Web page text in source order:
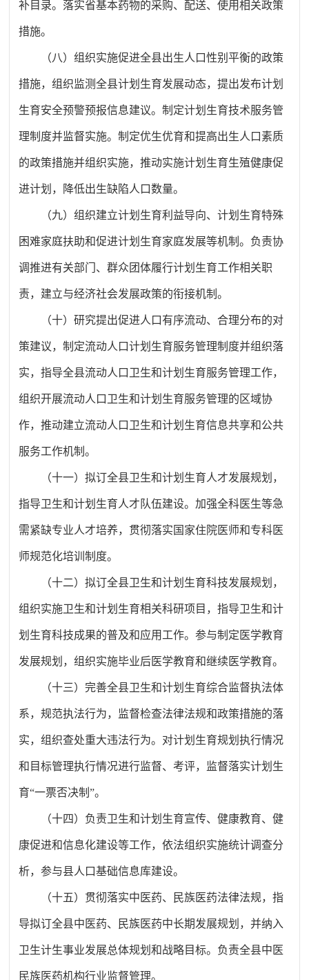
补目录。落实省基本药物的采购、配送、使用相关政策
措施。
（八）组织实施促进全县出生人口性别平衡的政策
措施，组织监测全县计划生育发展动态，提出发布计划
生育安全预警预报信息建议。制定计划生育技术服务管
理制度并监督实施。制定优生优育和提高出生人口素质
的政策措施并组织实施，推动实施计划生育生殖健康促
进计划，降低出生缺陷人口数量。
（九）组织建立计划生育利益导向、计划生育特殊
困难家庭扶助和促进计划生育家庭发展等机制。负责协
调推进有关部门、群众团体履行计划生育工作相关职
责，建立与经济社会发展政策的衔接机制。
（十）研究提出促进人口有序流动、合理分布的对
策建议，制定流动人口计划生育服务管理制度并组织落
实，指导全县流动人口卫生和计划生育服务管理工作，
组织开展流动人口卫生和计划生育服务管理的区域协
作，推动建立流动人口卫生和计划生育信息共享和公共
服务工作机制。
（十一）拟订全县卫生和计划生育人才发展规划，
指导卫生和计划生育人才队伍建设。加强全科医生等急
需紧缺专业人才培养，贯彻落实国家住院医师和专科医
师规范化培训制度。
（十二）拟订全县卫生和计划生育科技发展规划，
组织实施卫生和计划生育相关科研项目，指导卫生和计
划生育科技成果的普及和应用工作。参与制定医学教育
发展规划，组织实施毕业后医学教育和继续医学教育。
（十三）完善全县卫生和计划生育综合监督执法体
系，规范执法行为，监督检查法律法规和政策措施的落
实，组织查处重大违法行为。对计划生育规划执行情况
和目标管理执行情况进行监督、考评，监督落实计划生
育“一票否决制”。
（十四）负责卫生和计划生育宣传、健康教育、健
康促进和信息化建设等工作，依法组织实施统计调查分
析，参与县人口基础信息库建设。
（十五）贯彻落实中医药、民族医药法律法规，指
导拟订全县中医药、民族医药中长期发展规划，并纳入
卫生计生事业发展总体规划和战略目标。负责全县中医
民族医药机构行业监督管理。